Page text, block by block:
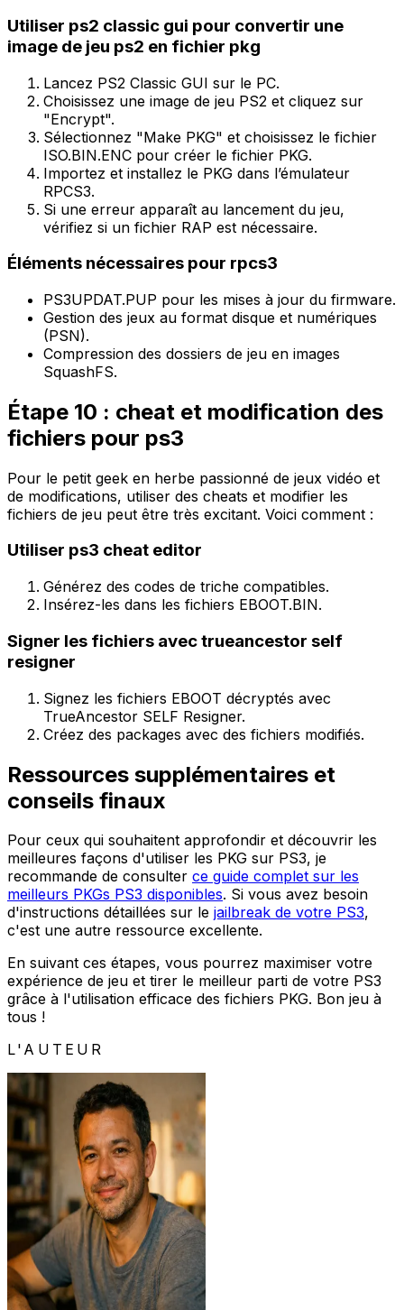
Utiliser ps2 classic gui pour convertir une
image de jeu ps2 en fichier pkg
Lancez PS2 Classic GUI sur le PC.
Choisissez une image de jeu PS2 et cliquez sur
"Encrypt".
Sélectionnez "Make PKG" et choisissez le fichier
ISO.BIN.ENC pour créer le fichier PKG.
Importez et installez le PKG dans l’émulateur
RPCS3.
Si une erreur apparaît au lancement du jeu,
vérifiez si un fichier RAP est nécessaire.
Éléments nécessaires pour rpcs3
PS3UPDAT.PUP pour les mises à jour du firmware.
Gestion des jeux au format disque et numériques
(PSN).
Compression des dossiers de jeu en images
SquashFS.
Étape 10 : cheat et modification des
fichiers pour ps3
Pour le petit geek en herbe passionné de jeux vidéo et
de modifications, utiliser des cheats et modifier les
fichiers de jeu peut être très excitant. Voici comment :
Utiliser ps3 cheat editor
Générez des codes de triche compatibles.
Insérez-les dans les fichiers EBOOT.BIN.
Signer les fichiers avec trueancestor self
resigner
Signez les fichiers EBOOT décryptés avec
TrueAncestor SELF Resigner.
Créez des packages avec des fichiers modifiés.
Ressources supplémentaires et
conseils finaux
Pour ceux qui souhaitent approfondir et découvrir les
meilleures façons d'utiliser les PKG sur PS3, je
recommande de consulter ce guide complet sur les
meilleurs PKGs PS3 disponibles. Si vous avez besoin
d'instructions détaillées sur le jailbreak de votre PS3,
c'est une autre ressource excellente.
En suivant ces étapes, vous pourrez maximiser votre
expérience de jeu et tirer le meilleur parti de votre PS3
grâce à l'utilisation efficace des fichiers PKG. Bon jeu à
tous !
L'AUTEUR